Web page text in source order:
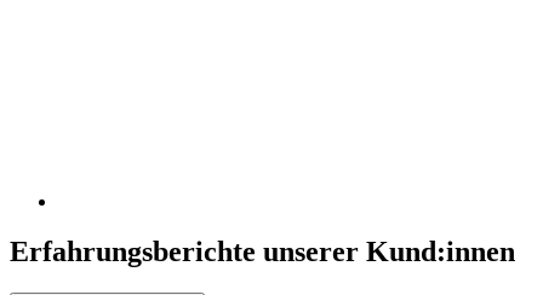
Erfahrungsberichte unserer Kund:innen